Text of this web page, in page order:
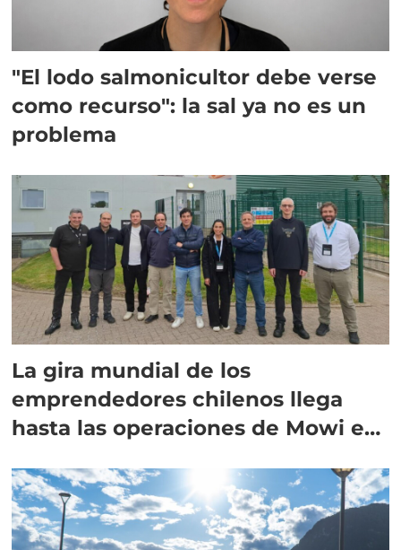
"El lodo salmonicultor debe verse
como recurso": la sal ya no es un
problema
La gira mundial de los
emprendedores chilenos llega
hasta las operaciones de Mowi en